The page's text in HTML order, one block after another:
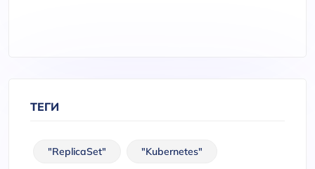
ТЕГИ
"ReplicaSet" "Kubernetes"